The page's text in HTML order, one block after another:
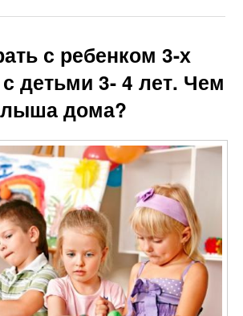
с ребенком 3-х
детьми 3- 4 лет. Чем
дома?